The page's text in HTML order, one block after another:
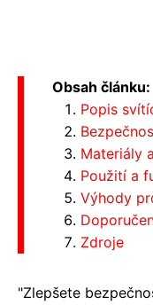
Obsah článku:
Popis
Materiály
Použití a
Výhody
Zdroje
"Zlepšete